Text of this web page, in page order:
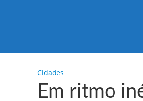
Cidades
Em ritmo